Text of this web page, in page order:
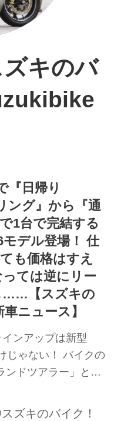
キのバ
『日帰り
ング』から『通
1台で完結する
デル登場！ 仕
も価格はすえ
ては逆にリー
……【スズキの
ニュース】
ンアップは新型
じゃない！ バイクの
ンドツアラー」とし
モデルが一部仕
す！
ズキのバイク！